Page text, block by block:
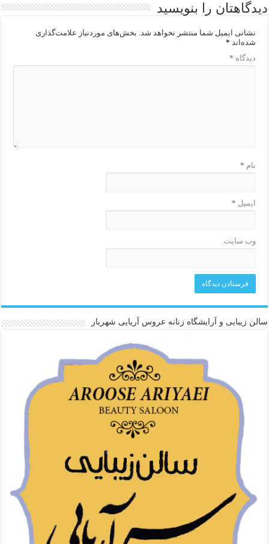
دیدگاهتان را بنویسید
نشانی ایمیل شما منتشر نخواهد شد. بخش‌های موردنیاز علامت‌گذاری
شده‌اند *
دیدگاه *
نام *
ایمیل *
وب‌ سایت
سالن زیبایی و آرایشگاه زنانه عروس آریایی شهریار